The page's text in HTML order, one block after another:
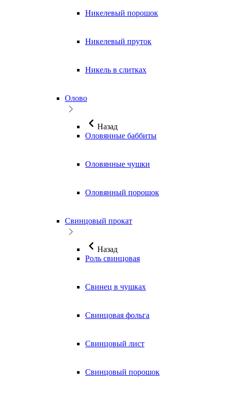
Никелевый порошок
Никелевый пруток
Никель в слитках
Олово
Назад
Оловянные баббиты
Оловянные чушки
Оловянный порошок
Свинцовый прокат
Назад
Роль свинцовая
Свинец в чушках
Свинцовая фольга
Свинцовый лист
Свинцовый порошок